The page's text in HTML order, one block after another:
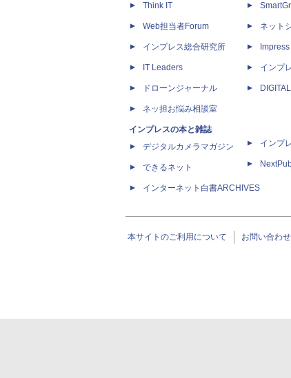
Think IT
Web担当者Forum
インプレス総合研究所
IT Leaders
ドローンジャーナル
ネッ担お悩み相談室
インプレスの本と雑誌
デジタルカメラマガジン
できるネット
インターネット白書ARCHIVES
ネット
インプ
インプ
本サイトのご利用について お問い合わせ